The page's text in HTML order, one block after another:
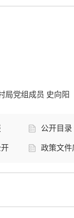
局党组成员 史向阳
公开目录
政策文件